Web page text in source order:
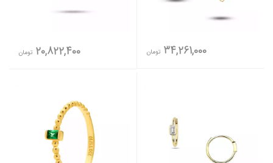
34,261,000 تومان 20,822,400 تومان